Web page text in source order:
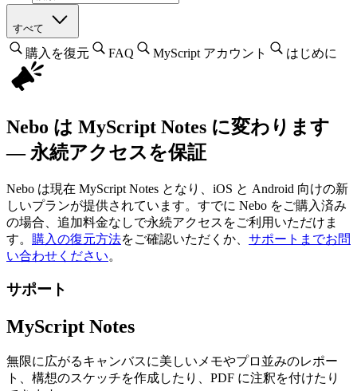
すべて
購入を復元 FAQ MyScript アカウント はじめに
Nebo は MyScript Notes に変わります
— 永続アクセスを保証
Nebo は現在 MyScript Notes となり、iOS と Android 向けの新
しいプランが提供されています。すでに Nebo をご購入済み
の場合、追加料金なしで永続アクセスをご利用いただけま
す。 購入の復元方法をご確認いただくか、 サポートまでお問
い合わせください。
サポート
MyScript Notes
無限に広がるキャンバスに美しいメモやプロ並みのレポー
ト、構想のスケッチを作成したり、PDF に注釈を付けたり